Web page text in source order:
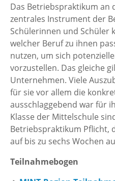
Das Betriebspraktikum an
zentrales Instrument der
Schülerinnen und Schüler
welcher Beruf zu ihnen
nutzen, um sich
vorzustellen. Das gleiche
Unternehmen. Viele
für sie vor allem die
ausschlaggebend war für
Klasse der Mittelschule
Betriebspraktikum Pflicht,
auf bis zu sechs Wochen
Teilnahmebogen